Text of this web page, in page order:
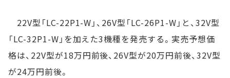
22V型「LC-22P1-W」、26V型「LC-26P1-W」と、32V型
「LC-32P1-W」を加えた3機種を発売する。実売予想価
格は、22V型が18万円前後、26V型が20万円前後、32V型
が24万円前後。